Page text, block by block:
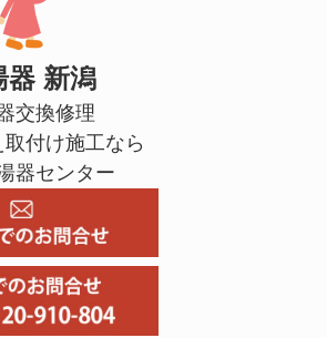
器 新潟
交換修理
付け施工なら
器センター